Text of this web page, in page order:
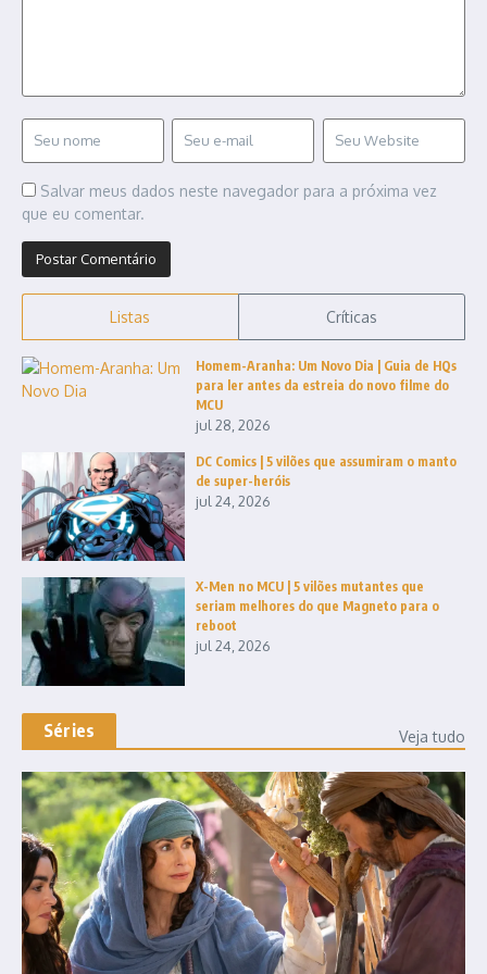
Salvar meus dados neste navegador para a próxima vez
que eu comentar.
Listas Críticas
Homem-Aranha: Um Novo Dia | Guia de HQs
para ler antes da estreia do novo filme do
MCU
jul 28, 2026
DC Comics | 5 vilões que assumiram o manto
de super-heróis
jul 24, 2026
X-Men no MCU | 5 vilões mutantes que
seriam melhores do que Magneto para o
reboot
jul 24, 2026
Séries Veja tudo